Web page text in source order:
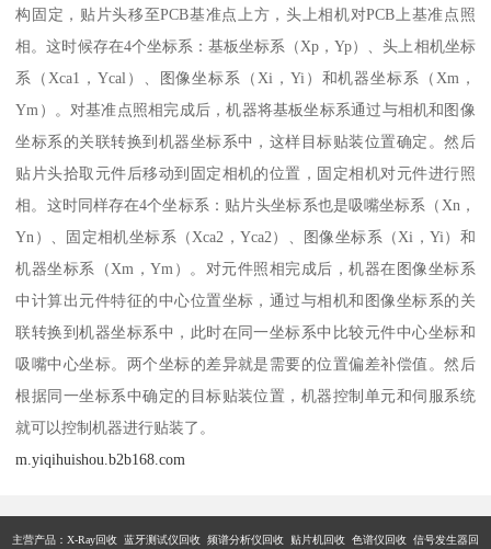
构固定，贴片头移至PCB基准点上方，头上相机对PCB上基准点照
相。这时候存在4个坐标系：基板坐标系（Xp，Yp）、头上相机坐标
系（Xca1，Ycal）、图像坐标系（Xi，Yi）和机器坐标系（Xm，
Ym）。对基准点照相完成后，机器将基板坐标系通过与相机和图像
坐标系的关联转换到机器坐标系中，这样目标贴装位置确定。然后
贴片头拾取元件后移动到固定相机的位置，固定相机对元件进行照
相。这时同样存在4个坐标系：贴片头坐标系也是吸嘴坐标系（Xn，
Yn）、固定相机坐标系（Xca2，Yca2）、图像坐标系（Xi，Yi）和
机器坐标系（Xm，Ym）。对元件照相完成后，机器在图像坐标系
中计算出元件特征的中心位置坐标，通过与相机和图像坐标系的关
联转换到机器坐标系中，此时在同一坐标系中比较元件中心坐标和
吸嘴中心坐标。两个坐标的差异就是需要的位置偏差补偿值。然后
根据同一坐标系中确定的目标贴装位置，机器控制单元和伺服系统
就可以控制机器进行贴装了。
m.yiqihuishou.b2b168.com
主营产品：X-Ray回收 蓝牙测试仪回收 频谱分析仪回收 贴片机回收 色谱仪回收 信号发生器回